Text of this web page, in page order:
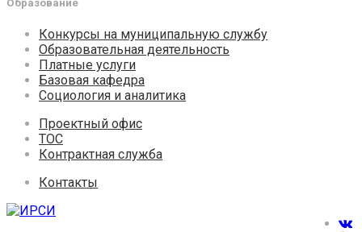
Образование
Конкурсы на муниципальную службу
Образовательная деятельность
Платные услуги
Базовая кафедра
Социология и аналитика
Проектный офис
ТОС
Контрактная служба
Контакты